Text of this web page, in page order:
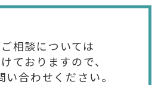
相談については
ておりますので、
い合わせください。